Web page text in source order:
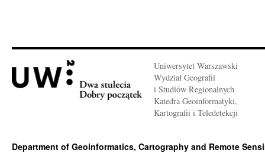
Uniwersytet Warszawski
Wydział Geografii
i Studiów Regionalnych
Katedra Geoinformatyki,
Kartografii i Teledetekcji
Department of Geoinformatics, Cartography and Remote